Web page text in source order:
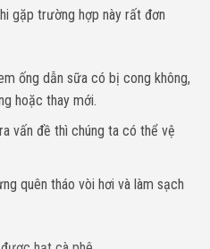
gặp trường hợp này rất đơn
ống dẫn sữa có bị cong không,
hoặc thay mới.
vấn đề thì chúng ta có thể vệ
quên tháo vòi hơi và làm sạch